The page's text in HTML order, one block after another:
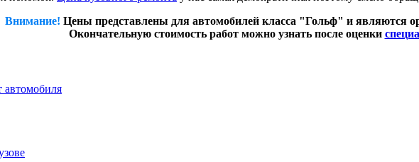
Внимание! Цены представлены для автомобилей класса "Гольф" и являются
Окончательную стоимость работ можно узнать после оценки